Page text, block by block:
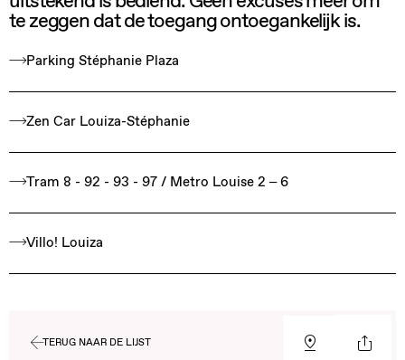
te zeggen dat de toegang ontoegankelijk is.
Parking Stéphanie Plaza
Zen Car Louiza-Stéphanie
Tram 8 - 92 - 93 - 97 / Metro Louise 2 – 6
Villo! Louiza
TERUG NAAR DE LIJST